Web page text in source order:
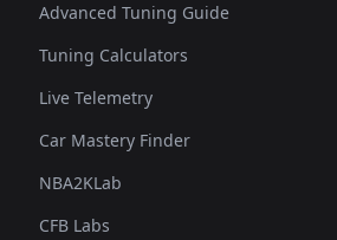
Advanced Tuning Guide
Tuning Calculators
Live Telemetry
Car Mastery Finder
NBA2KLab
CFB Labs